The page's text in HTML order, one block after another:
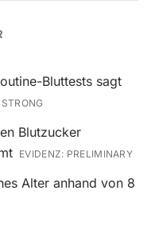
Bluttests sagt
STRONG
Blutzucker
EVIDENZ: PRELIMINARY
Alter anhand von 8